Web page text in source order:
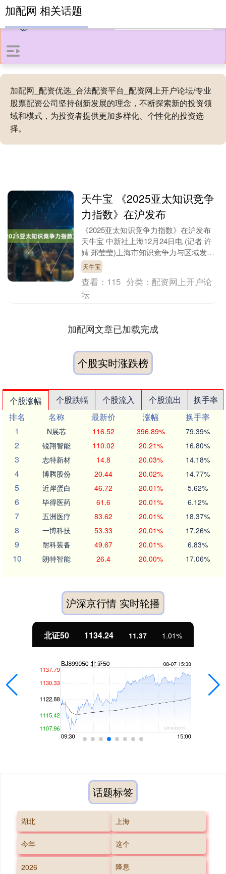
加配网_配资优选_合法配资平台_配资网上开户论坛/专业
股票配资公司坚持创新发展的理念，不断探索新的投资领
域和模式，为投资者提供更加多样化、个性化的投资选
择。
加配网 相关话题
天牛宝 《2025亚太知识竞争
力指数》在沪发布
《2025亚太知识竞争力指数》在沪发布
天牛宝 中新社上海12月24日电 (记者 许
婧 郑莹莹)上海市知识竞争力与区域发展
研究中心(上海市软科学基地)和国际竞争
力....
天牛宝
查看： 115 分类： 配资网上开户论
坛
加配网文章已加载完成
个股实时涨跌榜
个股涨幅 个股跌幅 个股流入 个股流出
换手率
排名
名称 最新价 涨幅
换手率
1
N展芯 116.52 396.89% 79.39%
2 锐翔智能 110.02 20.21% 16.80%
3 志特新材 14.8 20.03% 14.18%
4 博腾股份 20.44 20.02% 14.77%
5 近岸蛋白 46.72 20.01% 5.62%
6 毕得医药 61.6 20.01% 6.12%
7 五洲医疗 83.62 20.01% 18.37%
8 一博科技 53.33 20.01% 17.26%
9 耐科装备 49.67 20.01% 6.83%
10 朗特智能 26.4 20.00% 17.06%
沪深京行情 实时轮播
北证50 1134.24 11.37 1.01%
话题标签
湖北 上海
今年 这个
2026 降息